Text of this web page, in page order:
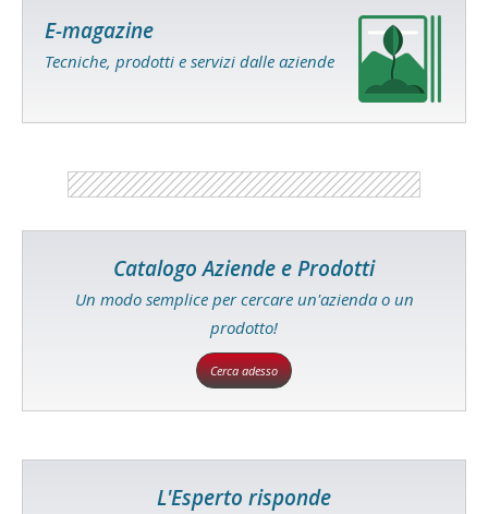
E-magazine
Tecniche, prodotti e servizi dalle aziende
Catalogo Aziende e Prodotti
Un modo semplice per cercare un'azienda o un
prodotto!
Cerca adesso
L'Esperto risponde